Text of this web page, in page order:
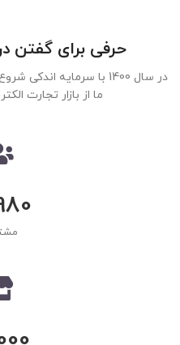
حرفی برای گفتن
در سال 1400 با سرمایه
ما از بازار تجارت